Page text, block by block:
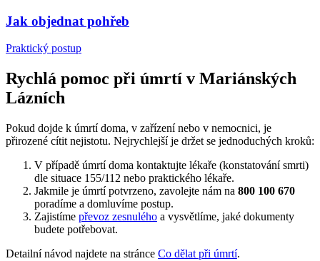
Jak objednat pohřeb
Praktický postup
Rychlá pomoc při úmrtí v Mariánských
Lázních
Pokud dojde k úmrtí doma, v zařízení nebo v nemocnici, je
přirozené cítit nejistotu. Nejrychlejší je držet se jednoduchých kroků:
V případě úmrtí doma kontaktujte lékaře (konstatování smrti)
dle situace 155/112 nebo praktického lékaře.
Jakmile je úmrtí potvrzeno, zavolejte nám na 800 100 670
poradíme a domluvíme postup.
Zajistíme převoz zesnulého a vysvětlíme, jaké dokumenty
budete potřebovat.
Detailní návod najdete na stránce Co dělat při úmrtí.